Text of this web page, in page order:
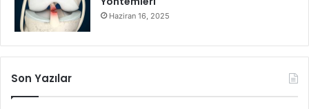
Haziran 16, 2025
Son Yazılar